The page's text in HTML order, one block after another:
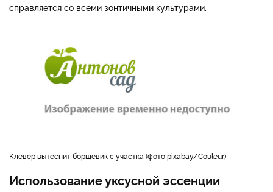
справляется со всеми зонтичными культурами.
Клевер вытеснит борщевик с участка (фото pixabay/Couleur)
Использование уксусной эссенции